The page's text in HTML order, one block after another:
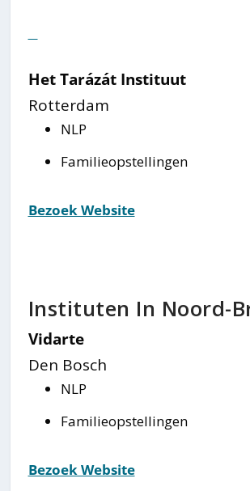
Het Tarázát Instituut
Rotterdam
NLP
Familieopstellingen
Bezoek Website
Instituten In Noord-
Vidarte
Den Bosch
NLP
Familieopstellingen
Bezoek Website